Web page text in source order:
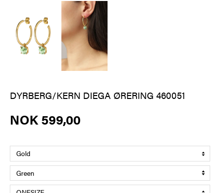
DYRBERG/KERN DIEGA ØRERING 460051
NOK 599,00